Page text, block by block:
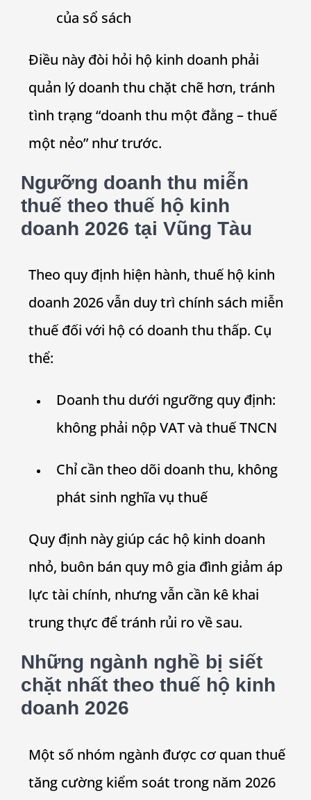
của sổ sách
Điều này đòi hỏi hộ kinh doanh phải
quản lý doanh thu chặt chẽ hơn, tránh
tình trạng “doanh thu một đằng – thuế
một nẻo” như trước.
Ngưỡng doanh thu miễn
thuế theo thuế hộ kinh
doanh 2026 tại Vũng Tàu
Theo quy định hiện hành, thuế hộ kinh
doanh 2026 vẫn duy trì chính sách miễn
thuế đối với hộ có doanh thu thấp. Cụ
thể:
Doanh thu dưới ngưỡng quy định:
không phải nộp VAT và thuế TNCN
Chỉ cần theo dõi doanh thu, không
phát sinh nghĩa vụ thuế
Quy định này giúp các hộ kinh doanh
nhỏ, buôn bán quy mô gia đình giảm áp
lực tài chính, nhưng vẫn cần kê khai
trung thực để tránh rủi ro về sau.
Những ngành nghề bị siết
chặt nhất theo thuế hộ kinh
doanh 2026
Một số nhóm ngành được cơ quan thuế
tăng cường kiểm soát trong năm 2026